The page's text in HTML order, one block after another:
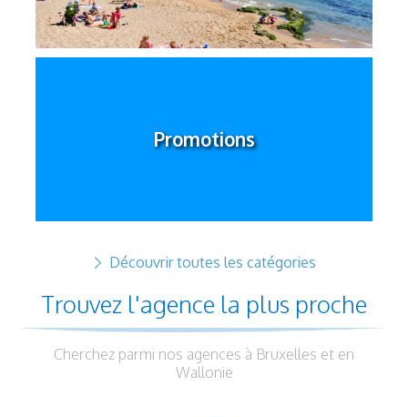
Promotions
Découvrir toutes les catégories
Trouvez l'agence la plus proche
Cherchez parmi nos agences à Bruxelles et en
Wallonie